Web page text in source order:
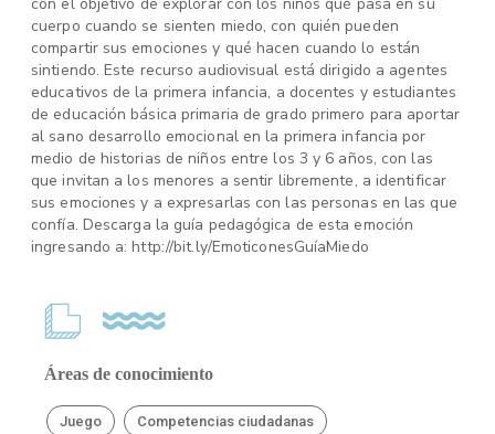
cuerpo cuando se sienten miedo, con quién pueden
compartir sus emociones y qué hacen cuando lo están
sintiendo. Este recurso audiovisual está dirigido a agentes
educativos de la primera infancia, a docentes y estudiantes
de educación básica primaria de grado primero para aportar
al sano desarrollo emocional en la primera infancia por
medio de historias de niños entre los 3 y 6 años, con las
que invitan a los menores a sentir libremente, a identificar
sus emociones y a expresarlas con las personas en las que
confía. Descarga la guía pedagógica de esta emoción
ingresando a: http://bit.ly/EmoticonesGuíaMiedo
Áreas de conocimiento
Juego Competencias ciudadanas